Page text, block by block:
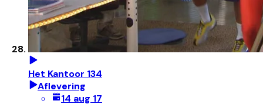
Het Kantoor 134
Aflevering
14 aug 17